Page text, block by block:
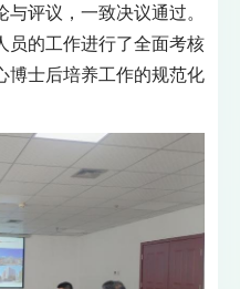
评议，一致决议通过。
员的工作进行了全面考核
博士后培养工作的规范化